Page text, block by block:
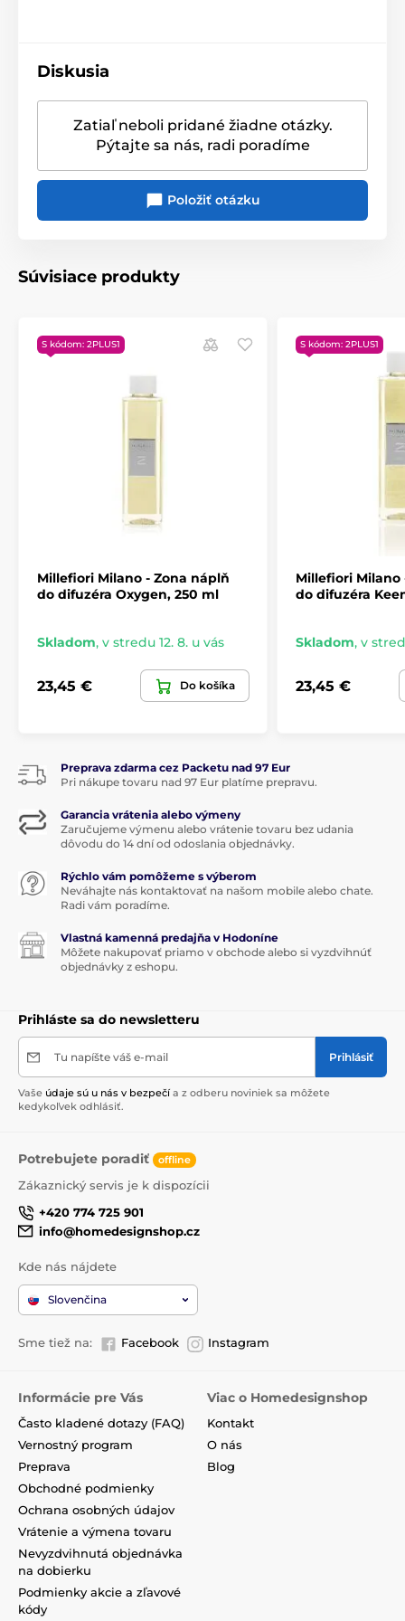
Diskusia
Zatiaľ neboli pridané žiadne otázky.
Pýtajte sa nás, radi poradíme
Položiť otázku
Súvisiace produkty
S kódom: 2PLUS1
Millefiori Milano - Zona náplň
do difuzéra Oxygen, 250 ml
Skladom, v stredu 12. 8. u vás
23,45 € Do košíka
S kódom: 2PLUS1
Millefiori Milano
do difuzéra
Skladom, v
23,45 €
Preprava zdarma cez Packetu nad 97 Eur
Pri nákupe tovaru nad 97 Eur platíme prepravu.
Garancia vrátenia alebo výmeny
Zaručujeme výmenu alebo vrátenie tovaru bez udania
dôvodu do 14 dní od odoslania objednávky.
Rýchlo vám pomôžeme s výberom
Neváhajte nás kontaktovať na našom mobile alebo chate.
Radi vám poradíme.
Vlastná kamenná predajňa v Hodoníne
Môžete nakupovať priamo v obchode alebo si vyzdvihnúť
objednávky z eshopu.
Prihláste sa do newsletteru
Tu napíšte váš e-mail Prihlásiť
Vaše údaje sú u nás v bezpečí a z odberu noviniek sa môžete
kedykoľvek odhlásiť.
Potrebujete poradiť offline
Zákaznický servis je k dispozícii
+420 774 725 901
info@homedesignshop.cz
Kde nás nájdete
Slovenčina
Sme tiež na: Facebook Instagram
Informácie pre Vás
Často kladené dotazy (FAQ)
Vernostný program
Preprava
Obchodné podmienky
Ochrana osobných údajov
Vrátenie a výmena tovaru
Nevyzdvihnutá objednávka
na dobierku
Podmienky akcie a zľavové
kódy
Viac o Homedesignshop
Kontakt
O nás
Blog